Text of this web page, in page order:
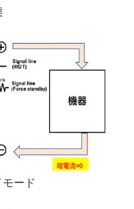
ード